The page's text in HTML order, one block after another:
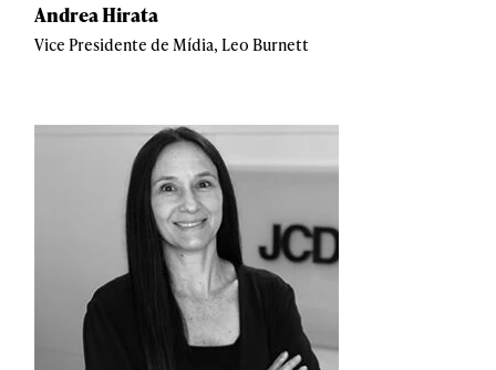
Andrea Hirata
Vice Presidente de Mídia, Leo Burnett